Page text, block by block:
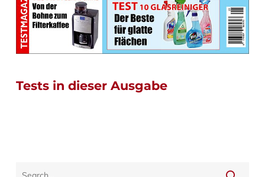
Tests in dieser Ausgabe